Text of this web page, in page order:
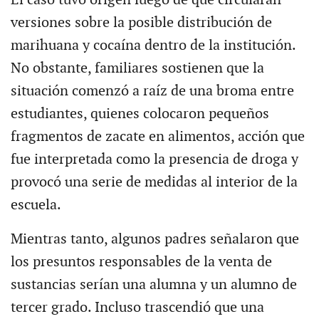
versiones sobre la posible distribución de
marihuana y cocaína dentro de la institución.
No obstante, familiares sostienen que la
situación comenzó a raíz de una broma entre
estudiantes, quienes colocaron pequeños
fragmentos de zacate en alimentos, acción que
fue interpretada como la presencia de droga y
provocó una serie de medidas al interior de la
escuela.
Mientras tanto, algunos padres señalaron que
los presuntos responsables de la venta de
sustancias serían una alumna y un alumno de
tercer grado. Incluso trascendió que una